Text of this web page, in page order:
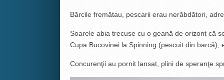
Bărcile fremătau, pescarii erau nerăbdători,
Soarele abia trecuse cu o geană de orizont că
Cupa Bucovinei la Spinning (pescuit din barcă),
Concurenţii au pornit lansat, plini de speranţe